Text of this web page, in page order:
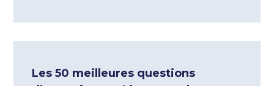
Les 50 meilleures questions